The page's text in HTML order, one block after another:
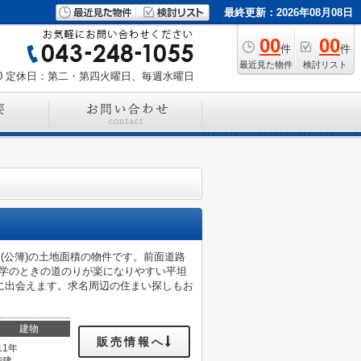
最終更新：2026年08月08日
00件
最近見た物件
00件
検討リスト
定休日：第二・第四火曜日、毎週水曜日
簿)の土地面積の物件です。前面道路
のときの道のりが楽になりやすい平坦
会えます。求名周辺の住まい探しもお
建物
年
販売情報へ